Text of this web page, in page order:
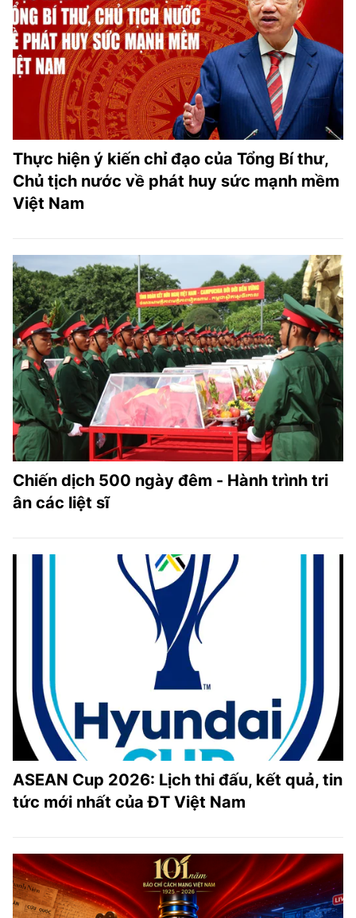
Thực hiện ý kiến chỉ đạo của Tổng Bí thư,
Chủ tịch nước về phát huy sức mạnh mềm
Việt Nam
Chiến dịch 500 ngày đêm - Hành trình tri
ân các liệt sĩ
ASEAN Cup 2026: Lịch thi đấu, kết quả, tin
tức mới nhất của ĐT Việt Nam